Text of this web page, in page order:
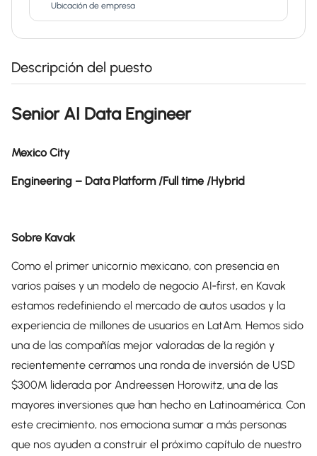
Ubicación de empresa
Descripción del puesto
Senior AI Data Engineer
Mexico City
Engineering – Data Platform /Full time /Hybrid
Sobre Kavak
Como el primer unicornio mexicano, con presencia en
varios países y un modelo de negocio AI‑first, en Kavak
estamos redefiniendo el mercado de autos usados y la
experiencia de millones de usuarios en LatAm. Hemos sido
una de las compañías mejor valoradas de la región y
recientemente cerramos una ronda de inversión de USD
$300M liderada por Andreessen Horowitz, una de las
mayores inversiones que han hecho en Latinoamérica. Con
este crecimiento, nos emociona sumar a más personas
que nos ayuden a construir el próximo capítulo de nuestro